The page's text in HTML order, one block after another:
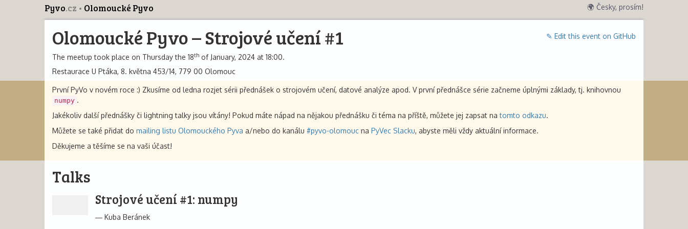
Pyvo.cz Olomoucké Pyvo 🌍 Česky, prosím!
✎ Edit this event on GitHub
Olomoucké Pyvo – Strojové učení #1
The meetup took place on Thursday the 18th of January, 2024 at 18:00.
Restaurace U Ptáka, 8. května 453/14, 779 00 Olomouc
První PyVo v novém roce :) Zkusíme od ledna rozjet sérii přednášek o strojovém učení, datové analýze apod. V první přednášce série začneme úplnými základy, tj. knihovnou
numpy .
Jakékoliv další přednášky či lightning talky jsou vítány! Pokud máte nápad na nějakou přednášku či téma na příště, můžete jej zapsat natomto odkazu.
Můžete se také přidat do mailing listu Olomouckého Pyva a/nebo do kanálu #pyvo-olomouc na PyVec Slacku, abyste měli vždy aktuální informace.
Děkujeme a těšíme se na vaši účast!
Talks
Strojové učení #1: numpy
Kuba Beránek